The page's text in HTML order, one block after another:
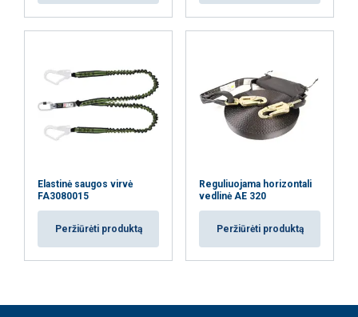
Elastinė saugos virvė
FA3080015
Peržiūrėti produktą
Reguliuojama horizontali
vedlinė AE 320
Peržiūrėti produktą